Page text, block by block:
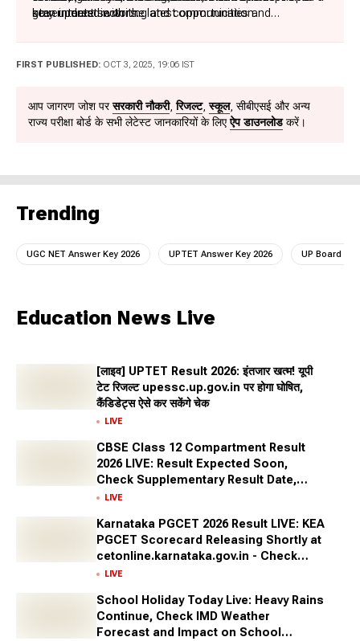
government sectors.
keen interest in writing and communication.
stay updated with the latest opportunities and
that not only informs but also empowers and inspires
readers to achieve their academic and career aspirations.
FIRST PUBLISHED: OCT 3, 2025, 19:06 IST
आप जागरण जोश परसरकारी नौकरी,रिजल्ट,स्कूल, सीबीएसई और अन्य
राज्य परीक्षा बोर्ड के सभी लेटेस्ट जानकारियों के लिएऐप डाउनलोडकरें।
Trending
UGC NET Answer Key 2026 UPTET Answer Key 2026 UP Board
Education News Live
[लाइव] UPTET Result 2026: इंतजार खत्म! यूपी
टेट रिजल्ट upessc.up.gov.in पर होगा घोषित,
कैंडिडेट्स ऐसे कर सकेंगे चेक
LIVE
CBSE Class 12 Compartment Result
2026 LIVE: Result Expected Soon,
Check Supplementary Result Date,
Marksheet Direct Link at cbse.gov.in
LIVE
Karnataka PGCET 2026 Result LIVE: KEA
PGCET Scorecard Releasing Shortly at
cetonline.karnataka.gov.in - Check
Expected Date and More
LIVE
School Holiday Today Live: Heavy Rains
Continue, Check IMD Weather
Forecast and Impact on School